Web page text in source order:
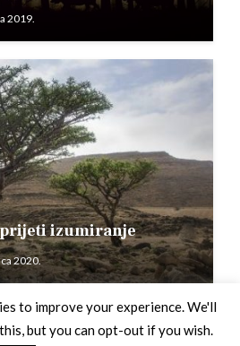
2019.
izumiranje
2020.
to improve your experience. We'll
but you can opt-out if you wish.